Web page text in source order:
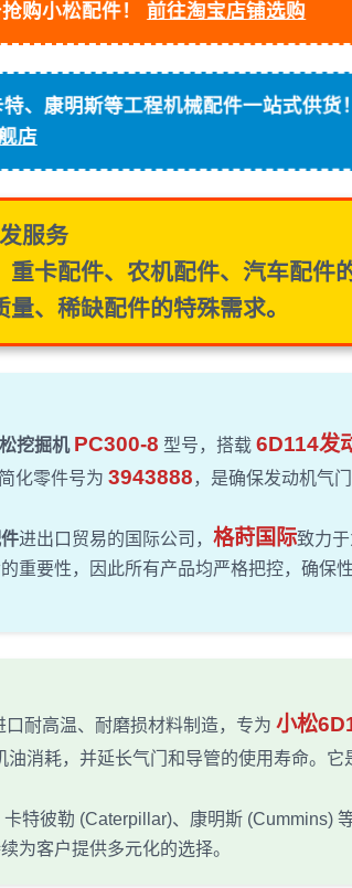
购小松配件！ 前往淘宝店铺选购
康明斯等工程机械配件一站式供货！
店
服务
重卡配件、 农机配件、 汽车配件
、稀缺配件的特殊需求。
挖掘机 PC300-8 型号，搭载 6D114发
化零件号为 3943888 ，是确保发动机气
进出口贸易的国际公司， 格莳国际致力
重要性，因此所有产品均严格把控，确保
口耐高温、耐磨损材料制造，专为 小松
消耗，并延长气门和导管的使用寿命。它
卡特彼勒 (Caterpillar)、康明斯 (Cummins)
为客户提供多元化的选择。